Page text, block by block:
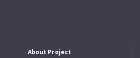
About Project